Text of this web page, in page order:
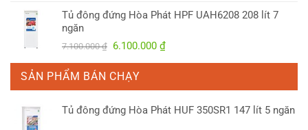
là:
tại
3.750.000 ₫.
Tủ đông đứng Hòa Phát HPF UAH6208 208 lít 7
ngăn
7.100.000₫ Giá
là:
7.100.000 ₫.
6.100.000 ₫Giá
là:
SẢN PHẨM BÁN CHẠY
Tủ đông đứng Hòa Phát HUF 350SR1 147 lít 5 ngăn